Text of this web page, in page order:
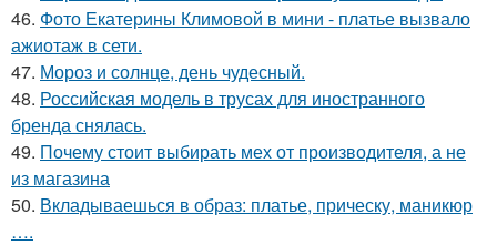
46. Фото Екатерины Климовой в мини - платье вызвало
ажиотаж в сети.
47. Мороз и солнце, день чудесный.
48. Российская модель в трусах для иностранного
бренда снялась.
49. Почему стоит выбирать мех от производителя, а не
из магазина
50. Вкладываешься в образ: платье, прическу, маникюр
….